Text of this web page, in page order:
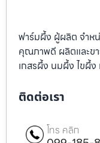
ฟาร์มผึ้ง ผู้ผลิต จำห
คุณภาพดี ผลิตและข
เกสรผึ้ง นมผึ้ง ไขผึ้
ติดต่อเรา
โทร คลิก